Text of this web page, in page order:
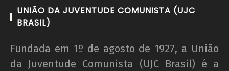
UNIÃO DA JUVENTUDE COMUNISTA (UJC
BRASIL)
Fundada em 1º de agosto de 1927, a União
da Juventude Comunista (UJC Brasil) é a